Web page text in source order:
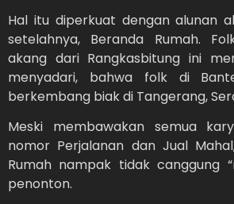
Hal itu diperkuat dengan alunan
setelahnya, Beranda Rumah.
akang dari Rangkasbitung ini
menyadari, bahwa folk di
berkembang biak di Tangerang,
Meski membawakan semua
nomor Perjalanan dan Jual
Rumah nampak tidak canggung
penonton.